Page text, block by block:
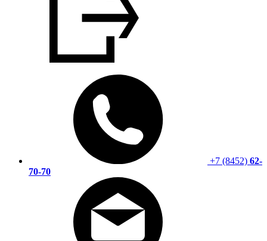
+7 (8452) 62-
70-70